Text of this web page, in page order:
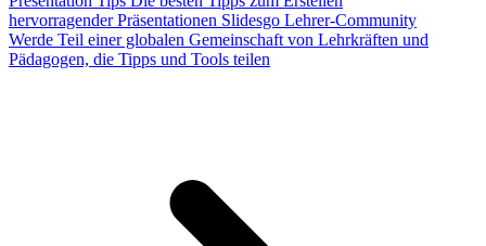
hervorragender Präsentationen Slidesgo Lehrer-Community
Werde Teil einer globalen Gemeinschaft von Lehrkräften und
Pädagogen, die Tipps und Tools teilen